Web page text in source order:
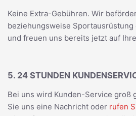
Keine Extra-Gebühren. Wir
beziehungsweise Sportausrüstung
und freuen uns bereits jetzt auf
5. 24 STUNDEN
Bei uns wird Kunden-Service groß
Sie uns eine Nachricht oder rufen